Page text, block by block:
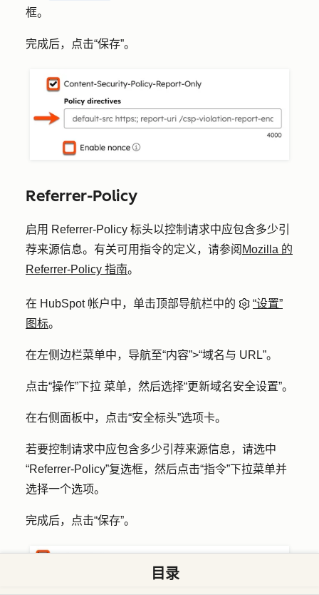
框。
完成后，点击“保存”。
Referrer-Policy
启用 Referrer-Policy 标头以控制请求中应包含多少引
荐来源信息。有关可用指令的定义，请参阅 Mozilla 的
Referrer-Policy 指南。
在 HubSpot 帐户中，单击顶部导航栏中的
“设置”
图标。
在左侧边栏菜单中，导航至“内容”>“域名与 URL”。
点击“操作”下拉 菜单，然后选择“更新域名安全设置”。
在右侧面板中，点击“安全标头”选项卡。
若要控制请求中应包含多少引荐来源信息，请选中
“Referrer-Policy”复选框，然后点击“指令”下拉菜单并
选择一个选项。
完成后，点击“保存”。
目录